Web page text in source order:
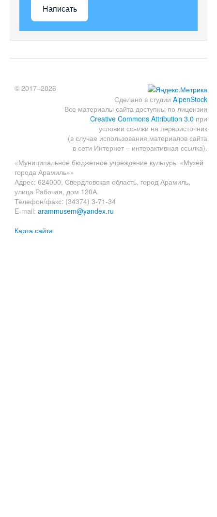
Написать
Сделано в студии AlpenStock
Все материалы сайта доступны по лицензии
Creative Commons Attribution 3.0 при
условии ссылки на первоисточник
(в случае использования материалов сайта
в сети Интернет – интерактивная ссылка).
© 2017–2026
«Муниципальное бюджетное учреждение культуры «Музей
города Арамиль»»
Адрес: 624000, Свердловская область, город Арамиль,
улица Рабочая, дом 120А.
Телефон/факс: (34374) 3-71-34
E-mail: arammusem@yandex.ru
Карта сайта